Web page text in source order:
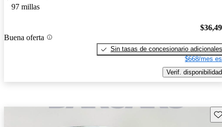
97 millas
Buena oferta
Sin tasas de concesionario adicionales
$668/mes
Verif. disponibilidad